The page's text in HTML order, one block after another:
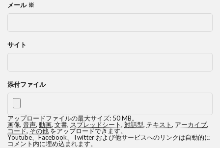
メール ※
サイト
添付ファイル
アップロードファイルの最大サイズ: 50 MB。
画像, 音声, 動画, 文書, スプレッドシート, 対話型, テキスト, アーカイブ,
コード,その他をアップロードできます。
Youtube、Facebook、Twitter および他サービスへのリンクは自動的に
コメント内に埋め込まれます。